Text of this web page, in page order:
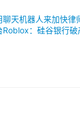
聊天机器人来加快律
Roblox：硅谷银行